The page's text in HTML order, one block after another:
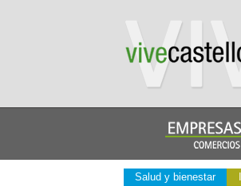
Salud y bienestar